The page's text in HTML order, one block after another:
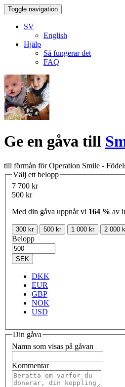
Toggle navigation
SV
English
Hjälp
Så fungerar det
FAQ
Ge en gåva till
till förmån för Operation Smile -
Välj ett belopp
7 700 kr
500 kr
Med din gåva uppnår vi 164 % av
300 kr 500 kr 1 000 kr 2 000
Belopp
SEK
DKK
EUR
GBP
NOK
USD
Din gåva
Namn som visas på gåvan
Kommentar